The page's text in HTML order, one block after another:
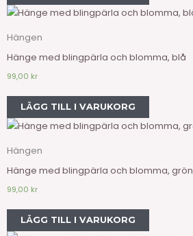
Hängen
Hänge med blingpärla och blomma, blå
99,00 kr
LÄGG TILL I VARUKORG
Hängen
Hänge med blingpärla och blomma, grön
99,00 kr
LÄGG TILL I VARUKORG